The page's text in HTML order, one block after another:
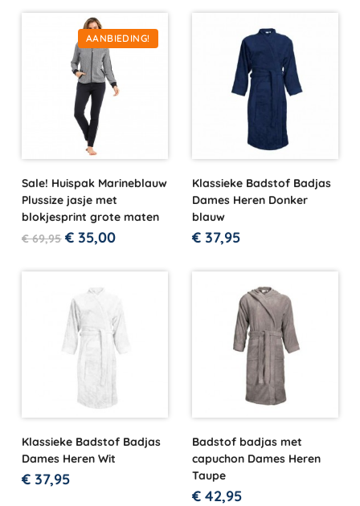
AANBIEDING!
Sale! Huispak Marineblauw
Plussize jasje met
blokjesprint grote maten
€69,95 € 35,00
Klassieke Badstof Badjas
Dames Heren Donker
blauw
€ 37,95
Klassieke Badstof Badjas
Dames Heren Wit
€ 37,95
Badstof badjas met
capuchon Dames Heren
Taupe
€ 42,95